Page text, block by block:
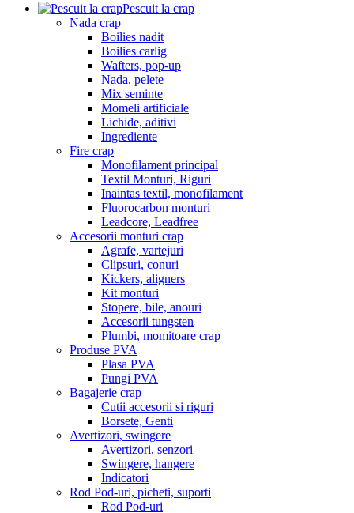
Pescuit la crap
Nada crap
Boilies nadit
Boilies carlig
Wafters, pop-up
Nada, pelete
Mix seminte
Momeli artificiale
Lichide, aditivi
Ingrediente
Fire crap
Monofilament principal
Textil Monturi, Riguri
Inaintas textil, monofilament
Fluorocarbon monturi
Leadcore, Leadfree
Accesorii monturi crap
Agrafe, vartejuri
Clipsuri, conuri
Kickers, aligners
Kit monturi
Stopere, bile, anouri
Accesorii tungsten
Plumbi, momitoare crap
Produse PVA
Plasa PVA
Pungi PVA
Bagajerie crap
Cutii accesorii si riguri
Borsete, Genti
Avertizori, swingere
Avertizori, senzori
Swingere, hangere
Indicatori
Rod Pod-uri, picheti, suporti
Rod Pod-uri